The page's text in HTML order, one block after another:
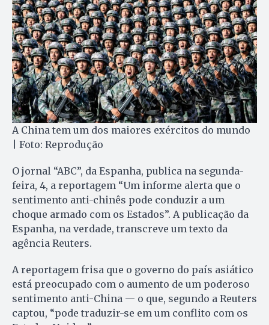
A China tem um dos maiores exércitos do mundo
| Foto: Reprodução
O jornal “ABC”, da Espanha, publica na segunda-
feira, 4, a reportagem “Um informe alerta que o
sentimento anti-chinês pode conduzir a um
choque armado com os Estados”. A publicação da
Espanha, na verdade, transcreve um texto da
agência Reuters.
A reportagem frisa que o governo do país asiático
está preocupado com o aumento de um poderoso
sentimento anti-China — o que, segundo a Reuters
captou, “pode traduzir-se em um conflito com os